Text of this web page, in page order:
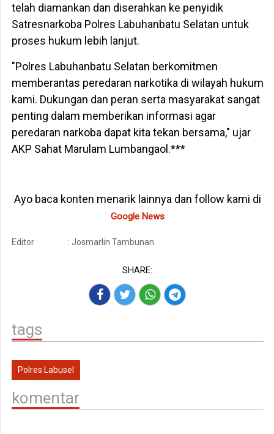
telah diamankan dan diserahkan ke penyidik
Satresnarkoba Polres Labuhanbatu Selatan untuk
proses hukum lebih lanjut.
"Polres Labuhanbatu Selatan berkomitmen
memberantas peredaran narkotika di wilayah hukum
kami. Dukungan dan peran serta masyarakat sangat
penting dalam memberikan informasi agar
peredaran narkoba dapat kita tekan bersama," ujar
AKP Sahat Marulam Lumbangaol.***
Ayo baca konten menarik lainnya dan follow kami di
Google News
Editor : Josmarlin Tambunan
SHARE:
tags
Polres Labusel
komentar